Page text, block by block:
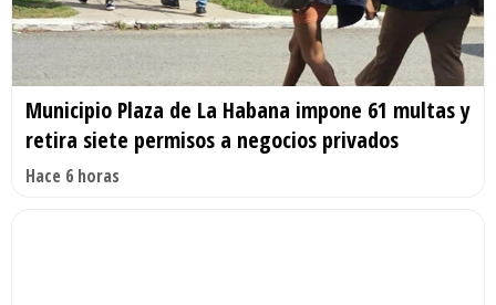
Municipio Plaza de La Habana impone 61 multas y
retira siete permisos a negocios privados
Hace 6 horas